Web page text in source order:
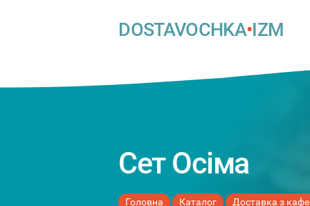
DOSTAVOCHKA•IZM
Сет Осіма
Головна Каталог Доставка з кафе